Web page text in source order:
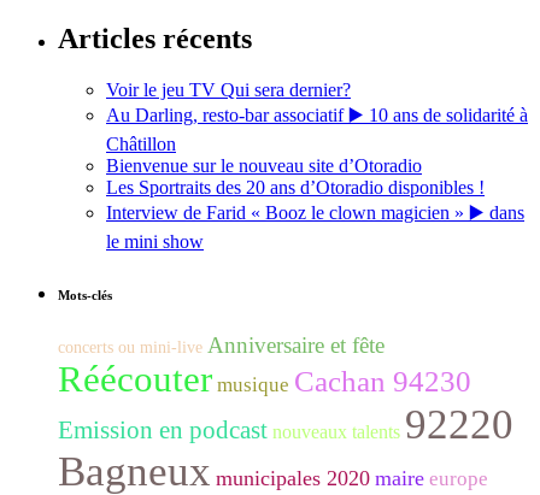
Articles récents
Voir le jeu TV Qui sera dernier?
Au Darling, resto-bar associatif ▶️ 10 ans de solidarité à
Châtillon
Bienvenue sur le nouveau site d’Otoradio
Les Sportraits des 20 ans d’Otoradio disponibles !
Interview de Farid « Booz le clown magicien » ▶️ dans
le mini show
Mots-clés
concerts ou mini-live Anniversaire et fête
Réécouter musique Cachan 94230
Emission en podcast nouveaux talents 92220
Bagneux municipales 2020 maire europe